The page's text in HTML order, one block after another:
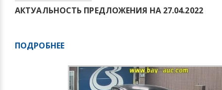
АКТУАЛЬНОСТЬ ПРЕДЛОЖЕНИЯ НА 27.04.2022
ПОДРОБНЕЕ